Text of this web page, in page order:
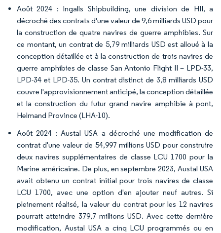
Août 2024 : Ingalls Shipbuilding, une division de HII, a
décroché des contrats d'une valeur de 9,6 milliards USD pour
la construction de quatre navires de guerre amphibies. Sur
ce montant, un contrat de 5,79 milliards USD est alloué à la
conception détaillée et à la construction de trois navires de
guerre amphibies de classe San Antonio Flight II – LPD-33,
LPD-34 et LPD-35. Un contrat distinct de 3,8 milliards USD
couvre l'approvisionnement anticipé, la conception détaillée
et la construction du futur grand navire amphibie à pont,
Helmand Province (LHA-10).
Août 2024 : Austal USA a décroché une modification de
contrat d'une valeur de 54,997 millions USD pour construire
deux navires supplémentaires de classe LCU 1700 pour la
Marine américaine. De plus, en septembre 2023, Austal USA
avait obtenu un contrat initial pour trois navires de classe
LCU 1700, avec une option d'en ajouter neuf autres. Si
pleinement réalisé, la valeur du contrat pour les 12 navires
pourrait atteindre 379,7 millions USD. Avec cette dernière
modification, Austal USA a cinq LCU programmés ou en